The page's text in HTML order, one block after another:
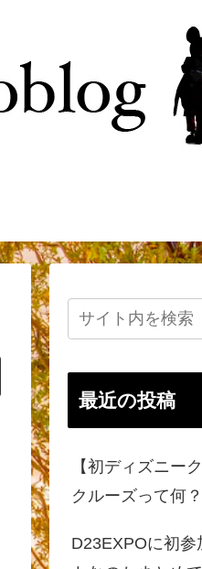
最近の投稿
【初ディズニー
クルーズって何
D23EXPOに初